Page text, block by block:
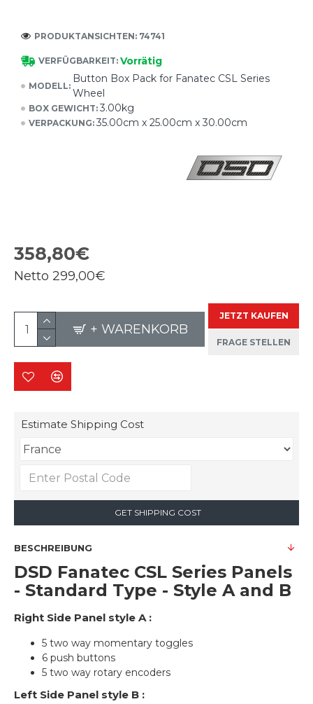
VERFÜGBARKEIT: Vorrätig
MODELL:
Button Box Pack for Fanatec CSL Series
Wheel
BOX GEWICHT: 3.00kg
VERPACKUNG: 35.00cm x 25.00cm x 30.00cm
PRODUKTANSICHTEN: 74741
358,80€
Netto 299,00€
+ WARENKORB
JETZT KAUFEN
FRAGE STELLEN
Estimate Shipping Cost
GET SHIPPING COST
BESCHREIBUNG
DSD Fanatec CSL Series Panels
- Standard Type - Style A and B
Right Side Panel style A :
5 two way momentary toggles
6 push buttons
5 two way rotary encoders
Left Side Panel style B :